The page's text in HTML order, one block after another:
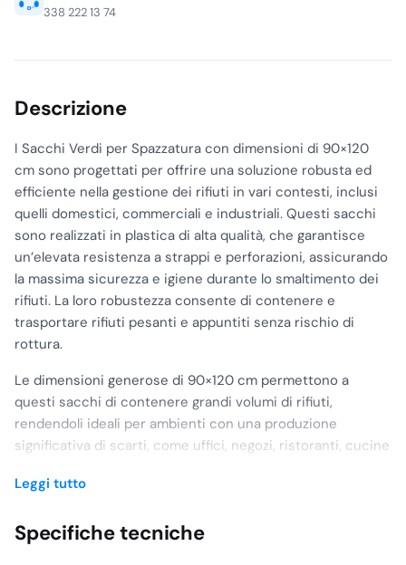
338 222 13 74
Descrizione
I Sacchi Verdi per Spazzatura con dimensioni di 90×120
cm sono progettati per offrire una soluzione robusta ed
efficiente nella gestione dei rifiuti in vari contesti, inclusi
quelli domestici, commerciali e industriali. Questi sacchi
sono realizzati in plastica di alta qualità, che garantisce
un’elevata resistenza a strappi e perforazioni, assicurando
la massima sicurezza e igiene durante lo smaltimento dei
rifiuti. La loro robustezza consente di contenere e
trasportare rifiuti pesanti e appuntiti senza rischio di
rottura.
Le dimensioni generose di 90×120 cm permettono a
questi sacchi di contenere grandi volumi di rifiuti,
rendendoli ideali per ambienti con una produzione
significativa di scarti, come uffici, negozi, ristoranti, cucine
l’identificazione dei sacchi, contribuendo a un’efficace
differenziazione dei materiali è importante. Questo
Leggi tutto
Specifiche tecniche